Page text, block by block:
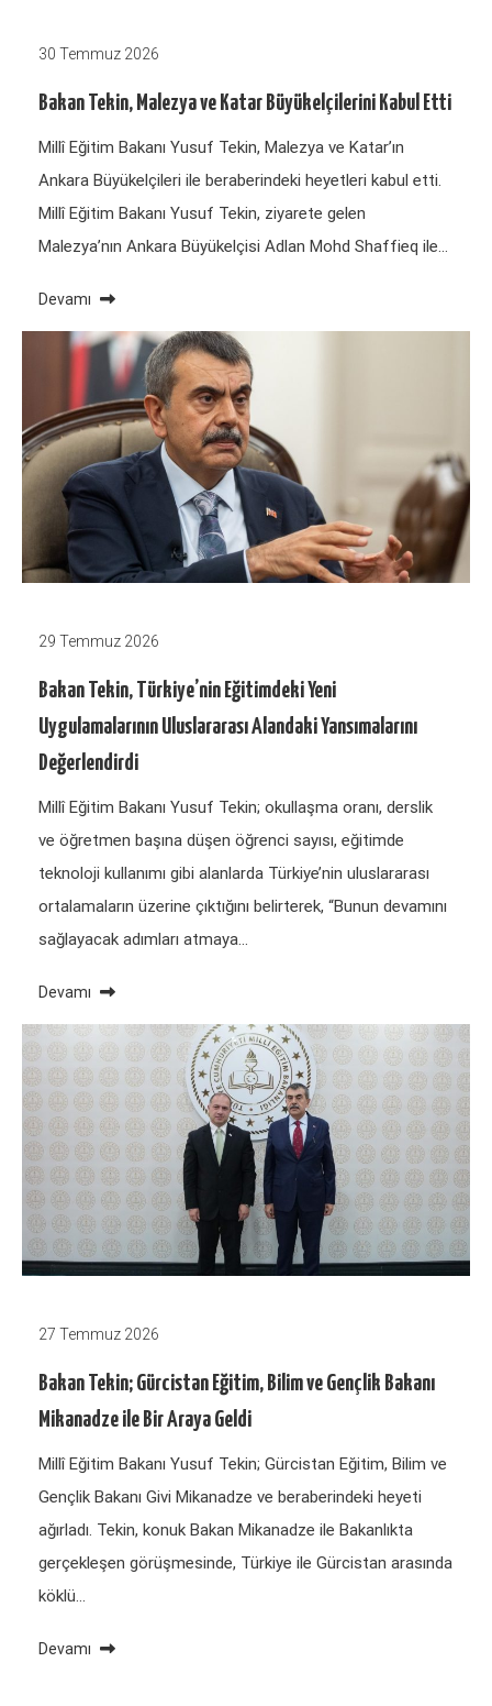
30 Temmuz 2026
Bakan Tekin, Malezya ve Katar Büyükelçilerini Kabul Etti
Millî Eğitim Bakanı Yusuf Tekin, Malezya ve Katar’ın
Ankara Büyükelçileri ile beraberindeki heyetleri kabul etti.
Millî Eğitim Bakanı Yusuf Tekin, ziyarete gelen
Malezya’nın Ankara Büyükelçisi Adlan Mohd Shaffieq ile…
Devamı
29 Temmuz 2026
Bakan Tekin, Türkiye’nin Eğitimdeki Yeni
Uygulamalarının Uluslararası Alandaki Yansımalarını
Değerlendirdi
Millî Eğitim Bakanı Yusuf Tekin; okullaşma oranı, derslik
ve öğretmen başına düşen öğrenci sayısı, eğitimde
teknoloji kullanımı gibi alanlarda Türkiye’nin uluslararası
ortalamaların üzerine çıktığını belirterek, “Bunun devamını
sağlayacak adımları atmaya…
Devamı
27 Temmuz 2026
Bakan Tekin; Gürcistan Eğitim, Bilim ve Gençlik Bakanı
Mikanadze ile Bir Araya Geldi
Millî Eğitim Bakanı Yusuf Tekin; Gürcistan Eğitim, Bilim ve
Gençlik Bakanı Givi Mikanadze ve beraberindeki heyeti
ağırladı. Tekin, konuk Bakan Mikanadze ile Bakanlıkta
gerçekleşen görüşmesinde, Türkiye ile Gürcistan arasında
köklü…
Devamı